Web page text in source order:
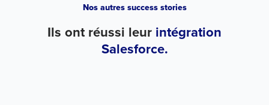
Nos autres success stories
Ils ont réussi leur intégration
Salesforce.